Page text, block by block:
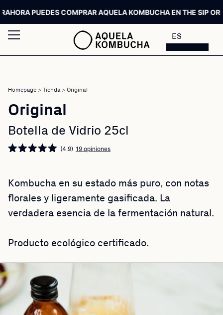
PUEDES COMPRAR AQUELA KOMBUCHA EN THE SIP ORDER
ES
Homepage > Tienda> Original
Original
Botella de Vidrio 25cl
(4.9) 19 opiniones
Kombucha en su estado más puro, con notas
florales y ligeramente gasificada. La
verdadera esencia de la fermentación natural.
Producto ecológico certificado.